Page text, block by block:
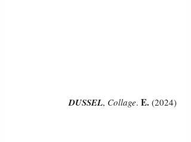
DUSSEL, Collage. E. (2024)